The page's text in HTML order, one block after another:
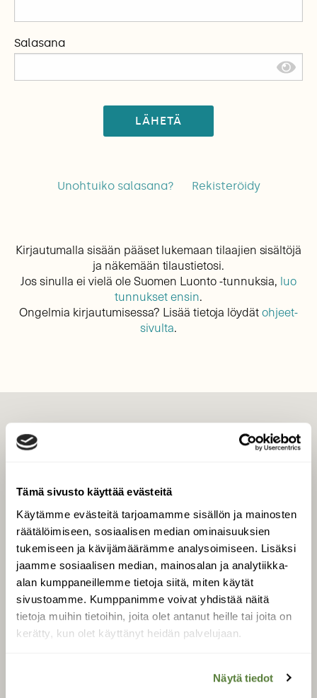
Tämä sivusto käyttää evästeitä
Käytämme evästeitä tarjoamamme sisällön ja mainosten
räätälöimiseen, sosiaalisen median ominaisuuksien
tukemiseen ja kävijämäärämme analysoimiseen. Lisäksi
jaamme sosiaalisen median, mainosalan ja analytiikka-
alan kumppaneillemme tietoja siitä, miten käytät
sivustoamme. Kumppanimme voivat yhdistää näitä
tietoja muihin tietoihin, joita olet antanut heille tai joita on
kerätty, kun olet käyttänyt heidän palvelujaan.
Näytä tiedot
Salasana
LÄHETÄ
Unohtuiko salasana? Rekisteröidy
Kirjautumalla sisään pääset lukemaan tilaajien sisältöjä
ja näkemään tilaustietosi.
Jos sinulla ei vielä ole Suomen Luonto -tunnuksia, luo
tunnukset ensin.
Ongelmia kirjautumisessa? Lisää tietoja löydätohjeet-
sivulta.
Tilaa digilukuoikeus
Äänestä parasta juttua
Tilaa uutiskirje
SUOMEN LUONNON­
SUOJELU­LIITTO
Suomen Luonto -lehden
luonnonsuojelu­liitto.